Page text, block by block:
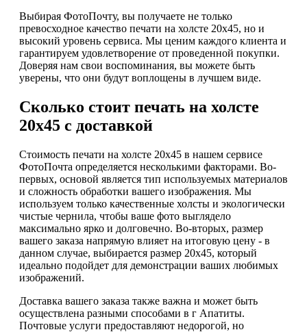
Выбирая ФотоПочту, вы получаете не только
превосходное качество печати на холсте 20х45, но и
высокий уровень сервиса. Мы ценим каждого клиента и
гарантируем удовлетворение от проведенной покупки.
Доверяя нам свои воспоминания, вы можете быть
уверены, что они будут воплощены в лучшем виде.
Сколько стоит печать на холсте
20х45 с доставкой
Стоимость печати на холсте 20х45 в нашем сервисе
ФотоПочта определяется несколькими факторами. Во-
первых, основой является тип используемых материалов
и сложность обработки вашего изображения. Мы
используем только качественные холсты и экологически
чистые чернила, чтобы ваше фото выглядело
максимально ярко и долговечно. Во-вторых, размер
вашего заказа напрямую влияет на итоговую цену - в
данном случае, выбирается размер 20х45, который
идеально подойдет для демонстрации ваших любимых
изображений.
Доставка вашего заказа также важна и может быть
осуществлена разными способами в г Апатиты.
Почтовые услуги предоставляют недорогой, но